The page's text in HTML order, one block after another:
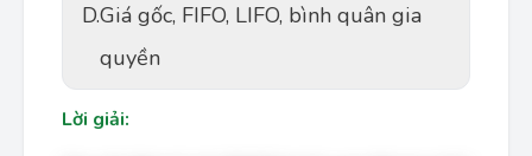
D.Giá gốc, FIFO, LIFO, bình quân gia
quyền
Lời giải: